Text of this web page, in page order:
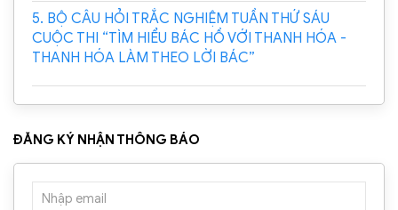
5. BỘ CÂU HỎI TRẮC NGHIỆM TUẦN THỨ SÁU
CUỘC THI “TÌM HIỂU BÁC HỒ VỚI THANH HÓA -
THANH HÓA LÀM THEO LỜI BÁC”
ĐĂNG KÝ NHẬN THÔNG BÁO